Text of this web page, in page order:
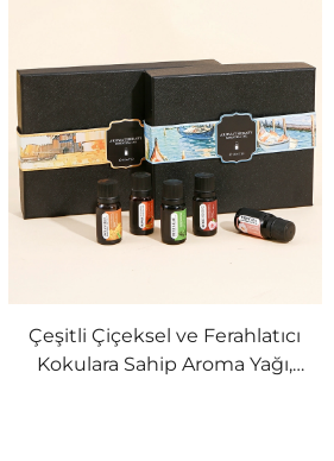
Çeşitli Çiçeksel ve Ferahlatıcı
Kokulara Sahip Aroma Yağı,